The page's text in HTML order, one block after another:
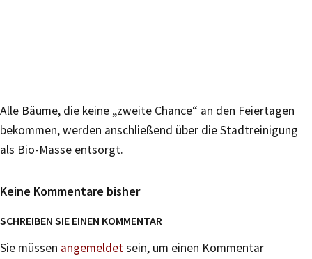
Alle Bäume, die keine „zweite Chance“ an den Feiertagen
bekommen, werden anschließend über die Stadtreinigung
als Bio-Masse entsorgt.
Keine Kommentare bisher
SCHREIBEN SIE EINEN KOMMENTAR
Sie müssen angemeldetsein, um einen Kommentar